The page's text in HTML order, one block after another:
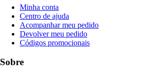
Minha conta
Centro de ajuda
Acompanhar meu pedido
Devolver meu pedido
Códigos promocionais
Sobre